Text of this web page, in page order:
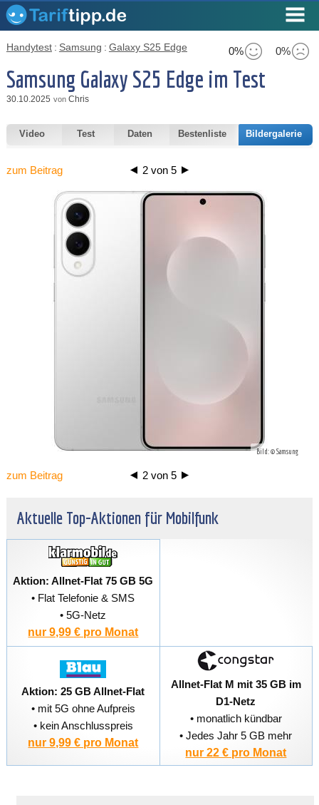
0% 0%
Handytest : Samsung : Galaxy S25 Edge
Samsung Galaxy S25 Edge im Test
30.10.2025 von Chris
Video Test Daten Bestenliste Bildergalerie
zum Beitrag 2 von5
Bild: © Samsung
zum Beitrag 2 von5
Aktuelle Top-Aktionen für Mobilfunk
Aktion: Allnet-Flat 75 GB 5G
• Flat Telefonie & SMS
• 5G-Netz
nur 9,99 € pro Monat
Aktion: 25 GB Allnet-Flat
• mit 5G ohne Aufpreis
• kein Anschlusspreis
nur 9,99 € pro Monat
Allnet-Flat M mit 35 GB im
D1-Netz
• monatlich kündbar
• Jedes Jahr 5 GB mehr
nur 22 € pro Monat